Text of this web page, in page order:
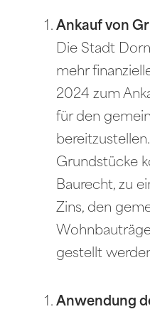
Ankauf von
Die Stadt
mehr
2024 zum
für den
Grundstücke
Baurecht, zu
Zins, den
gestellt
Anwendung